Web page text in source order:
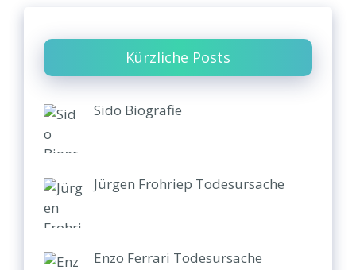
Kürzliche Posts
Sido Biografie
Jürgen Frohriep Todesursache
Enzo Ferrari Todesursache